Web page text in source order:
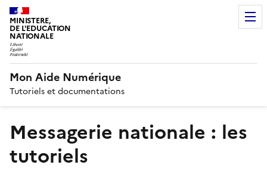
MINISTERE,
DE L'EDUCATION
NATIONALE
Mon Aide Numérique
Tutoriels et documentations
Messagerie nationale : les
tutoriels